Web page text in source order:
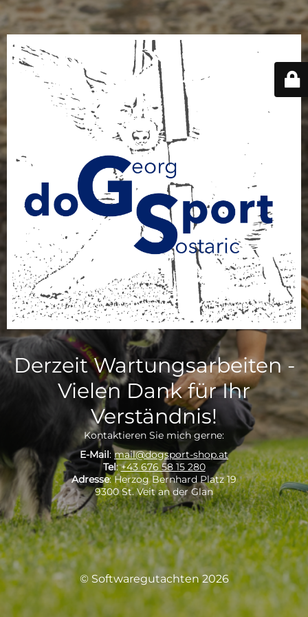
Derzeit Wartungsarbeiten -
Vielen Dank für Ihr
Verständnis!
Kontaktieren Sie mich gerne:
E-Mail:mail@dogsport-shop.at
Tel:+43 676 58 15 280
Adresse: Herzog Bernhard Platz 19
9300 St. Veit an der Glan
© Softwaregutachten 2026